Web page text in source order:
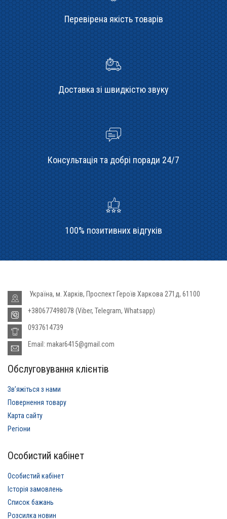
Перевірена якість товарів
Доставка зі швидкістю звуку
Консультація та добрі поради 24/7
100% позитивних відгуків
Україна, м. Харків, Проспект Героїв Харкова 271д, 61100
+380677498078 (Viber, Telegram, Whatsapp)
0937614739
Email: makar6415@gmail.com
Обслуговування клієнтів
Звʼяжіться з нами
Повернення товару
Карта сайту
Регіони
Особистий кабінет
Особистий кабінет
Історія замовлень
Список бажань
Розсилка новин